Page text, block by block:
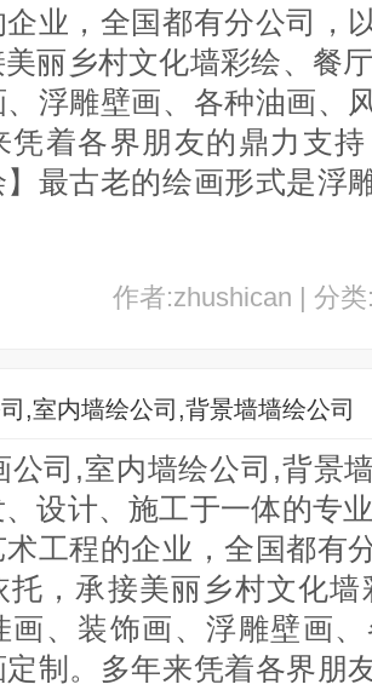
业，全国都有分公司，
丽乡村文化墙彩绘、餐
浮雕壁画、各种油画、
凭着各界朋友的鼎力支
】最古老的绘画形式是浮
作者:zhushican | 分
,室内墙绘公司,背景墙墙绘公司
公司,室内墙绘公司,背景
设计、施工于一体的专
工程的企业，全国都有
托，承接美丽乡村文化
画、装饰画、浮雕壁画
制。多年来凭着各界朋